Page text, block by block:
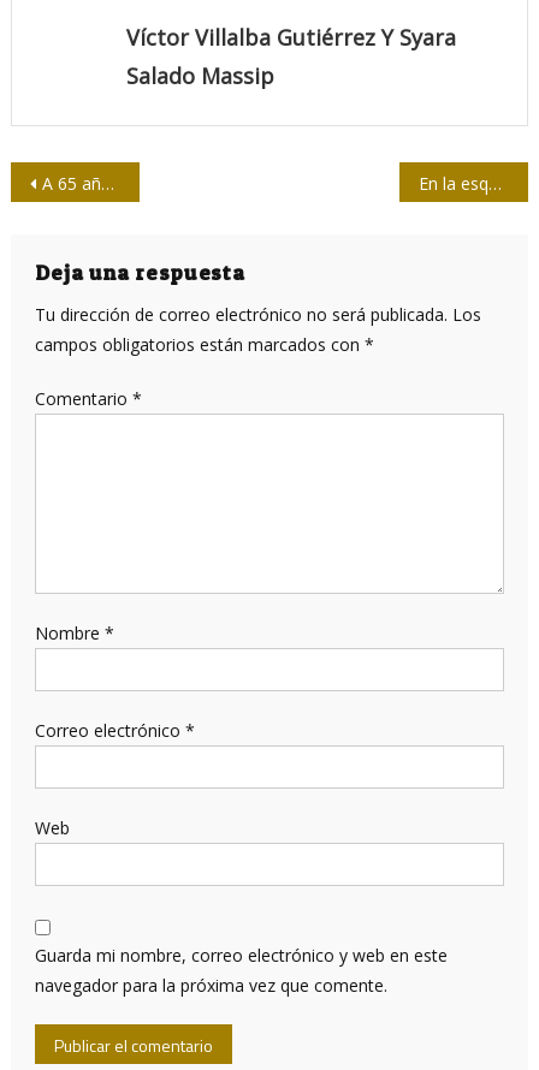
Víctor Villalba Gutiérrez Y Syara
Salado Massip
Navegación
entradas
A 65 años, la Operación Verdad, más necesaria que nunca En la esquina roja de la UPEC
Deja una respuesta
Tu dirección de correo electrónico no será publicada. Los
campos obligatorios están marcados con *
Comentario *
Nombre *
Correo electrónico *
Web
Guarda mi nombre, correo electrónico y web en este
navegador para la próxima vez que comente.